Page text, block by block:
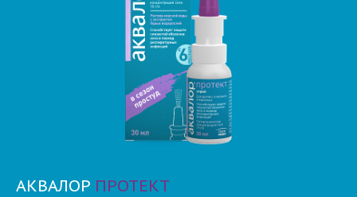
АКВАЛОР ПРОТЕКТ